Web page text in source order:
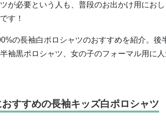
が必要という人も、普段のお出かけ用にお
す！
の長袖白ポロシャツのおすすめを紹介。後
袖黒ポロシャツ、女の子のフォーマル用に
すすめの長袖キッズ白ポロシャツ